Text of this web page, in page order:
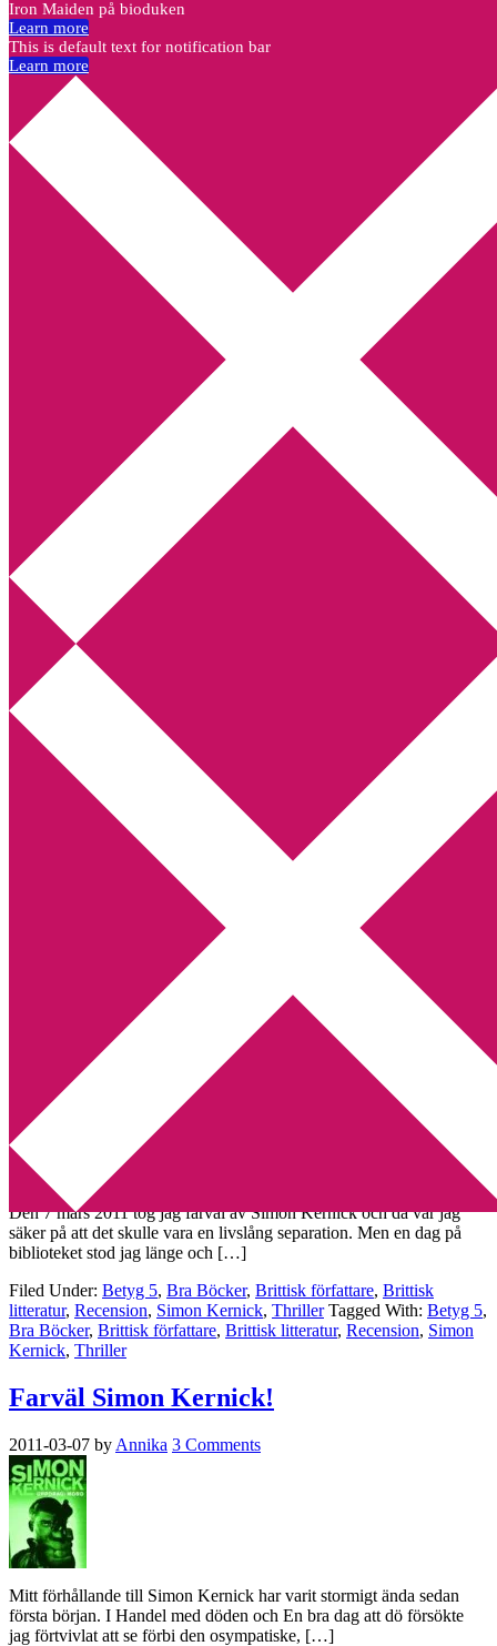
Annikas litteratur- och kulturblogg
Deckare, kriminalromaner, thrillers
Hem
Boktolva
Författarfemman
Kontakt
Webbshop Amazon
Utskriftscentralen
Min tv-blogg
You are here:Home Archives for Simon Kernick
Världens bästa Simon Kernick
[Recension]
2012-06-01 byAnnika
Den 7 mars 2011 tog jag farväl av Simon Kernick och då var jag
säker på att det skulle vara en livslång separation. Men en dag på
biblioteket stod jag länge och […]
Filed Under: Betyg 5, Bra Böcker, Brittisk författare, Brittisk
litteratur, Recension, Simon Kernick, Thriller Tagged With: Betyg 5,
Bra Böcker, Brittisk författare, Brittisk litteratur, Recension, Simon
Kernick, Thriller
Farväl Simon Kernick!
2011-03-07 by Annika 3 Comments
Mitt förhållande till Simon Kernick har varit stormigt ända sedan
första början. I Handel med döden och En bra dag att dö försökte
jag förtvivlat att se förbi den osympatiske, […]
Iron Maiden på bioduken
Learn more
This is default text for notification bar
Learn more